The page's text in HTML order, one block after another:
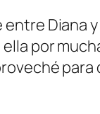
Diana
por